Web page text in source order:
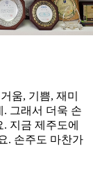
움, 기쁨, 재미
그래서 더욱 손
지금 제주도에
. 손주도 마찬가